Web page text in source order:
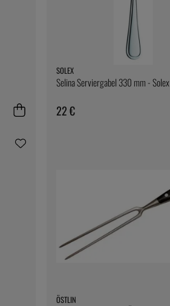
SOLEX
Selina Serviergabel 330 mm - Solex
22 €
ÖSTLIN